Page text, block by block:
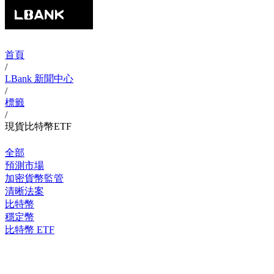
首頁
/
LBank 新聞中心
/
標籤
/
現貨比特幣ETF
全部
預測市場
加密貨幣監管
清晰法案
比特幣
穩定幣
比特幣 ETF